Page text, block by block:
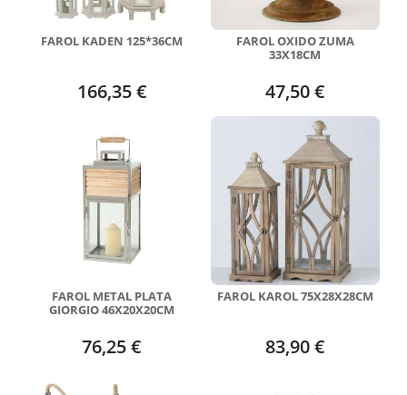
FAROL KADEN 125*36CM
166,35 €
FAROL OXIDO ZUMA
33X18CM
47,50 €
FAROL METAL PLATA
GIORGIO 46X20X20CM
76,25 €
FAROL KAROL 75X28X28CM
83,90 €